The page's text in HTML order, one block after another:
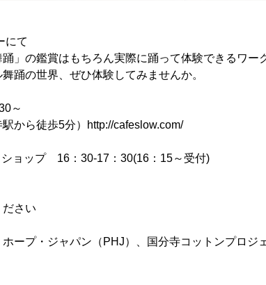
にて
」の鑑賞はもちろん実際に踊って体験できるワー
踊の世界、ぜひ体験してみませんか。
～
から徒歩5分）http://cafeslow.com/
ョップ 16：30-17：30(16：15～受付)
ださい
ープ・ジャパン（PHJ）、国分寺コットンプロジ